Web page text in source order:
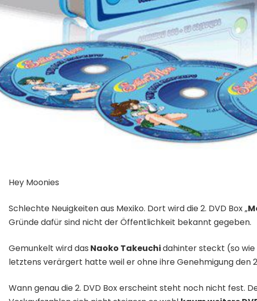
Hey Moonies
Schlechte Neuigkeiten aus Mexiko. Dort wird die 2. DVD Box „
Gründe dafür sind nicht der Öffentlichkeit bekannt gegeben.
Gemunkelt wird das Naoko Takeuchidahinter steckt (so wie
letztens verärgert hatte weil er ohne ihre Genehmigung den 2.
Wann genau die 2. DVD Box erscheint steht noch nicht fest.